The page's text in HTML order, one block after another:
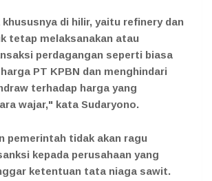
khususnya di hilir, yaitu refinery dan
tetap melaksanakan atau
perdagangan seperti biasa
PT KPBN dan menghindari
terhadap harga yang
wajar," kata Sudaryono.
pemerintah tidak akan ragu
kepada perusahaan yang
ketentuan tata niaga sawit.